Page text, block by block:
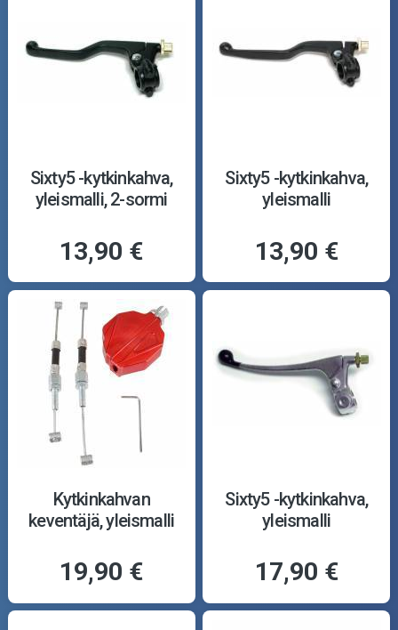
Sixty5 -kytkinkahva,
yleismalli, 2-sormi
13,90 €
Sixty5 -kytkinkahva,
yleismalli
13,90 €
Kytkinkahvan
keventäjä, yleismalli
19,90 €
Sixty5 -kytkinkahva,
yleismalli
17,90 €